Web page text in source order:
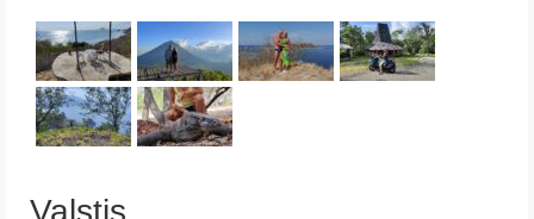
Valstis